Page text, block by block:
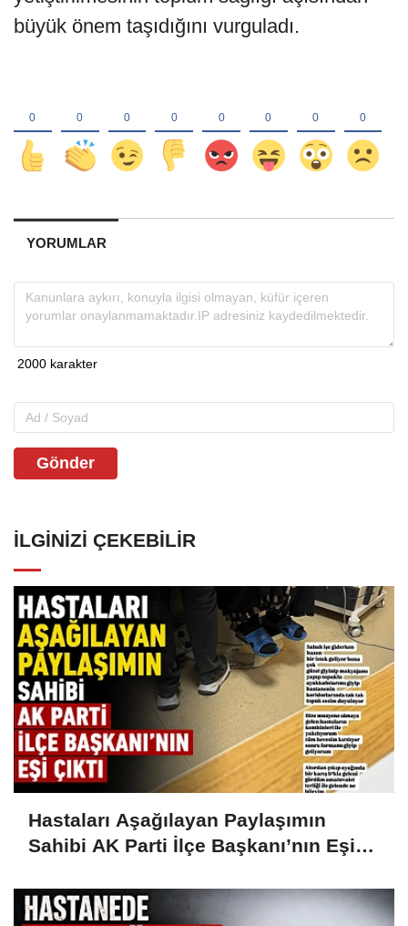
büyük önem taşıdığını vurguladı.
YORUMLAR
Gönder
İLGINIZI ÇEKEBILIR
Hastaları Aşağılayan Paylaşımın
Sahibi AK Parti İlçe Başkanı’nın Eşi